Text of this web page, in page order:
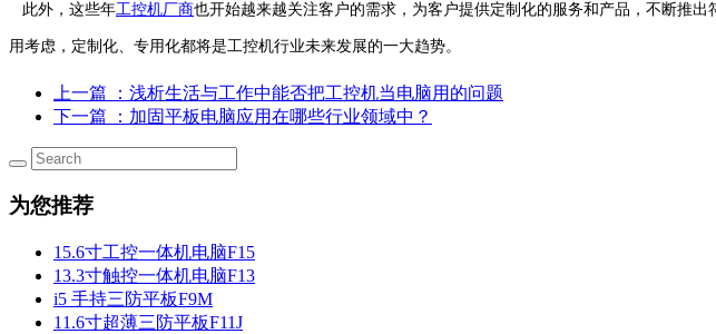
此外，这些年工控机厂商也开始越来越关注客户的需求，为客户提供定制化的服务和产品，不断推
用考虑，定制化、专用化都将是工控机行业未来发展的一大趋势。
上一篇
：浅析生活与工作中能否把工控机当电脑用的问题
下一篇
：加固平板电脑应用在哪些行业领域中？
为您推荐
15.6寸工控一体机电脑F15
13.3寸触控一体机电脑F13
i5 手持三防平板F9M
11.6寸超薄三防平板F11J